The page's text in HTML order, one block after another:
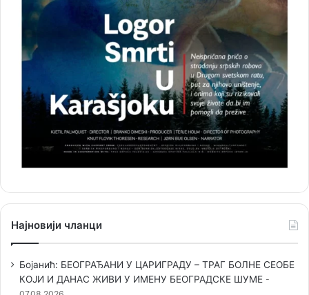
Најновији чланци
Бојанић: БЕОГРАЂАНИ У ЦАРИГРАДУ – ТРАГ БОЛНЕ СЕОБЕ
КОЈИ И ДАНАС ЖИВИ У ИМЕНУ БЕОГРАДСКЕ ШУМЕ